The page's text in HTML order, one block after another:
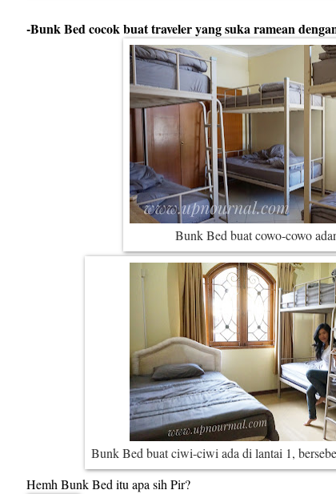
-Bunk Bed cocok buat traveler yang suka ramean
Bunk Bed buat cowo-cowo
Bunk Bed buat ciwi-ciwi ada di lantai 1,
Hemh Bunk Bed itu apa sih Pir?